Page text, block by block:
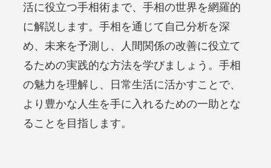
活に役立つ手相術まで、手相の世界を網羅的
に解説します。手相を通じて自己分析を深
め、未来を予測し、人間関係の改善に役立て
るための実践的な方法を学びましょう。手相
の魅力を理解し、日常生活に活かすことで、
より豊かな人生を手に入れるための一助とな
ることを目指します。